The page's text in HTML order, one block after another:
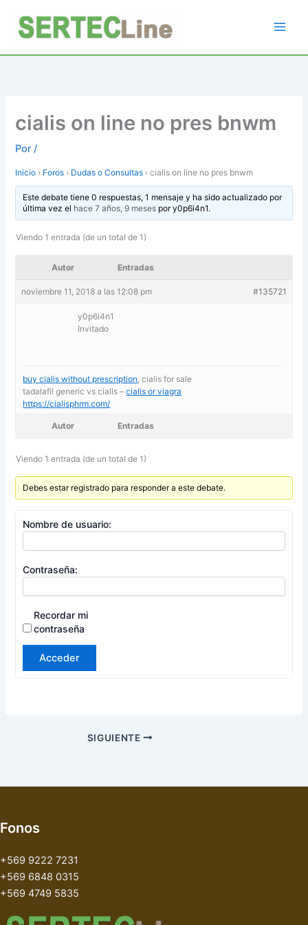
contenido
cialis on line no pres bnwm
Por/
Inicio › Foros › Dudas o Consultas › cialis on line no pres bnwm
Este debate tiene 0 respuestas, 1 mensaje y ha sido actualizado por
última vez el hace 7 años, 9 mesespory0p6i4n1.
Viendo 1 entrada (de un total de 1)
Autor Entradas
noviembre 11, 2018 a las 12:08 pm #135721
y0p6i4n1
Invitado
buy cialis without prescription , cialis for sale
tadalafil generic vs cialis –cialis or viagra
https://cialisphrm.com/
Autor Entradas
Viendo 1 entrada (de un total de 1)
Debes estar registrado para responder a este debate.
Nombre de usuario:
Contraseña:
Recordar mi
contraseña
Acceder
SIGUIENTE
Fonos
+569 9222 7231
+569 6848 0315
+569 4749 5835